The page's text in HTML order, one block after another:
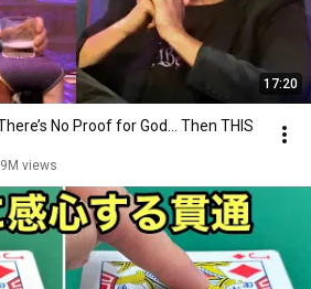
17:20
No Proof for God... Then THIS
views